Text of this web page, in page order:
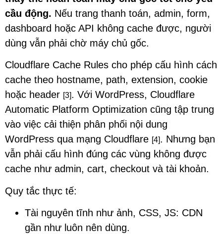
cầu động. Nếu trang thanh toán, admin, form,
dashboard hoặc API không cache được, người
dùng vẫn phải chờ máy chủ gốc.
Cloudflare Cache Rules cho phép cấu hình cách
cache theo hostname, path, extension, cookie
hoặc header [3]. Với WordPress, Cloudflare
Automatic Platform Optimization cũng tập trung
vào việc cải thiện phân phối nội dung
WordPress qua mạng Cloudflare [4]. Nhưng bạn
vẫn phải cấu hình đúng các vùng không được
cache như admin, cart, checkout và tài khoản.
Quy tắc thực tế:
Tài nguyên tĩnh như ảnh, CSS, JS: CDN
gần như luôn nên dùng.